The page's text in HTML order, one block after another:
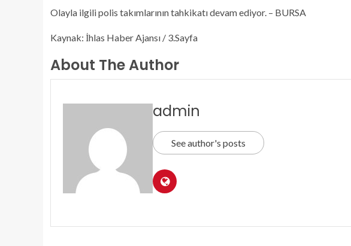
Olayla ilgili polis takımlarının tahkikatı devam ediyor. – BURSA
Kaynak: İhlas Haber Ajansı / 3.Sayfa
About The Author
admin
See author's posts